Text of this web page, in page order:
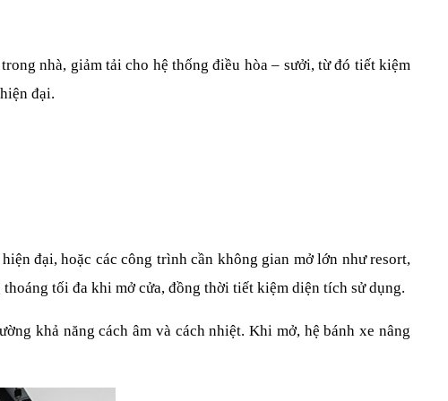
nhà, giảm tải cho hệ thống điều hòa – sưởi, từ đó tiết kiệm
đại.
đại, hoặc các công trình cần không gian mở lớn như resort,
tối đa khi mở cửa, đồng thời tiết kiệm diện tích sử dụng.
khả năng cách âm và cách nhiệt. Khi mở, hệ bánh xe nâng